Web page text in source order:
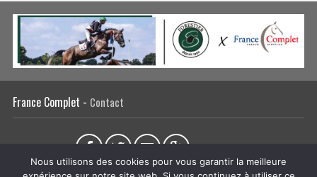
France Complet - Contact
Nous utilisons des cookies pour vous garantir la meilleure